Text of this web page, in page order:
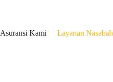
Asuransi Kami Layanan Nasabah